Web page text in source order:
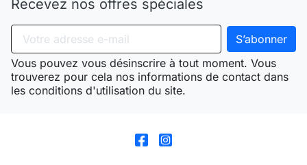
Recevez nos offres spéciales
Vous pouvez vous désinscrire à tout moment. Vous
trouverez pour cela nos informations de contact dans
les conditions d'utilisation du site.